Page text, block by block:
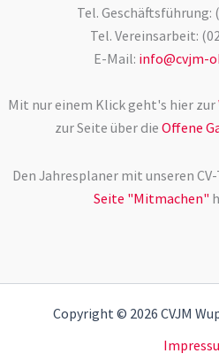
Tel. Geschäftsführung:
Tel. Vereinsarbeit:
E-Mail: info@cvjm-
Mit nur einem Klick geht's hier zur
zur Seite über die Offene
Den Jahresplaner mit unseren
Seite "Mitmachen"
Copyright © 2026 CVJM